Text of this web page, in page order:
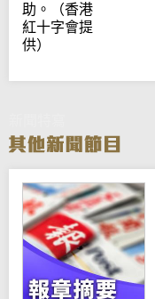
助。（香港
紅十字會提
供）